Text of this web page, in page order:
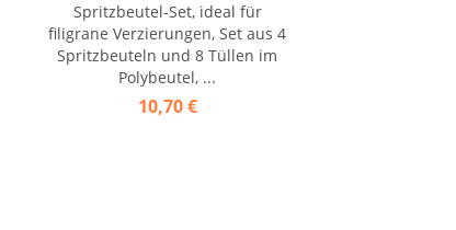
Spritzbeutel-Set, ideal für
filigrane Verzierungen, Set aus 4
Spritzbeuteln und 8 Tüllen im
Polybeutel, ...
10,70 €